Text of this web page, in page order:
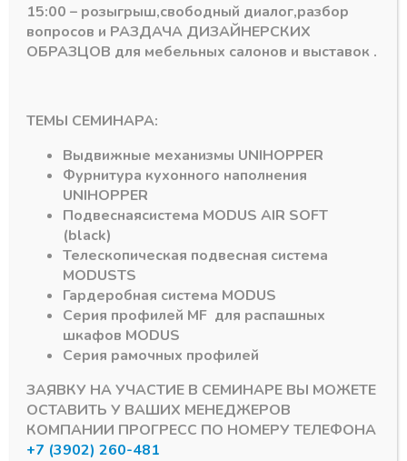
RAIL DTC
Направляющие шариковые SUPER-RAIL DTC
шариковые Push
Super-Rail DTC H-45
мм 600 мм (45 кг)
В наличии
1535,73₽
Артикул:15591
шариковые с
доводчиком Super-
мм (45 кг) NEW
650,00₽
15:00 – розыгрыш,свободный диалог,разбор
вопросов и РАЗДАЧА ДИЗАЙНЕРСКИХ
ОБРАЗЦОВ для мебельных салонов и выставок .
ТЕМЫ СЕМИНАРА:
Выдвижные механизмы UNIHOPPER
Фурнитура кухонного наполнения
UNIHOPPER
Подвеснаясистема MODUS AIR SOFT
(black)
Телескопическая подвесная система
MODUSTS
Гардеробная система MODUS
Серия профилей MF для распашных
шкафов MODUS
Серия рамочных профилей
ЗАЯВКУ НА УЧАСТИЕ В СЕМИНАРЕ ВЫ МОЖЕТЕ
ОСТАВИТЬ У ВАШИХ МЕНЕДЖЕРОВ
КОМПАНИИ ПРОГРЕСС ПО НОМЕРУ ТЕЛЕФОНА
+7 (3902) 260-481